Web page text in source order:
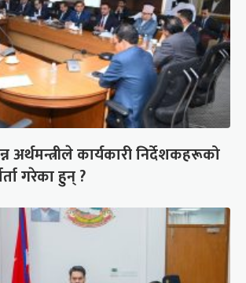
अर्थमन्त्रीले कार्यकारी निर्देशकहरूको
गरेका हुन् ?